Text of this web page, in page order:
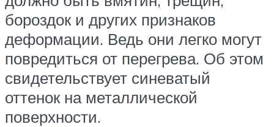
бороздок и других признаков
деформации. Ведь они легко могут
повредиться от перегрева. Об этом
свидетельствует синеватый
оттенок на металлической
поверхности.